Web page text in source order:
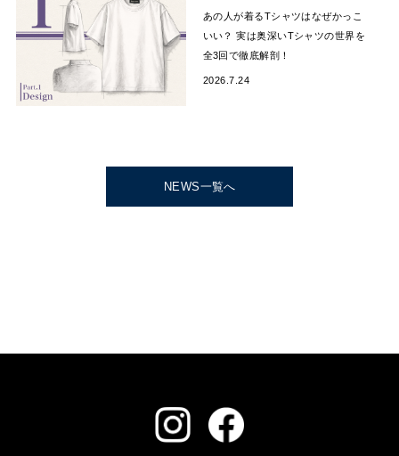
あの人が着るTシャツはなぜかっこ
いい？ 実は奥深いTシャツの世界を
全3回で徹底解剖！
2026.7.24
NEWS一覧へ